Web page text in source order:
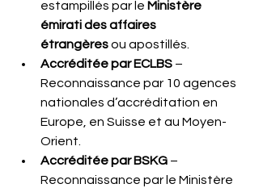
estampillés par le Ministère
émirati des affaires
étrangères ou apostillés.
Accréditée par ECLBS –
Reconnaissance par 10 agences
nationales d’accréditation en
Europe, en Suisse et au Moyen-
Orient.
Accréditée par BSKG –
Reconnaissance par le Ministère